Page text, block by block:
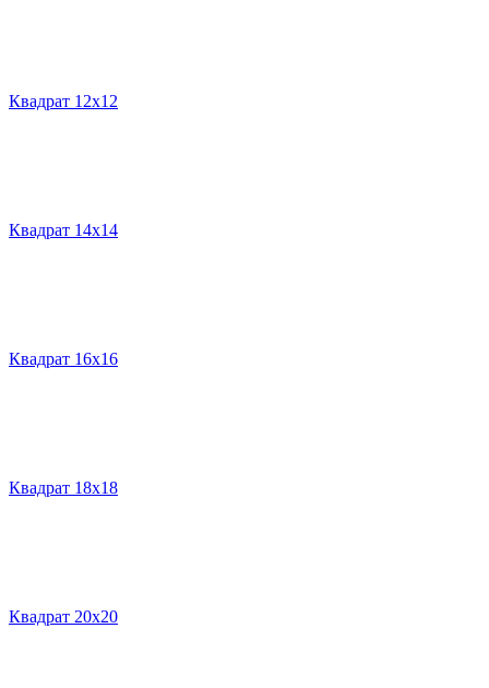
Квадрат 12х12
Квадрат 14х14
Квадрат 16х16
Квадрат 18х18
Квадрат 20х20